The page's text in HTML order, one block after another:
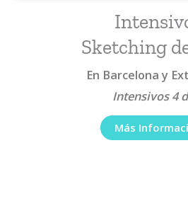
Sketching
En Barcelona y
Intensivos 4
Más